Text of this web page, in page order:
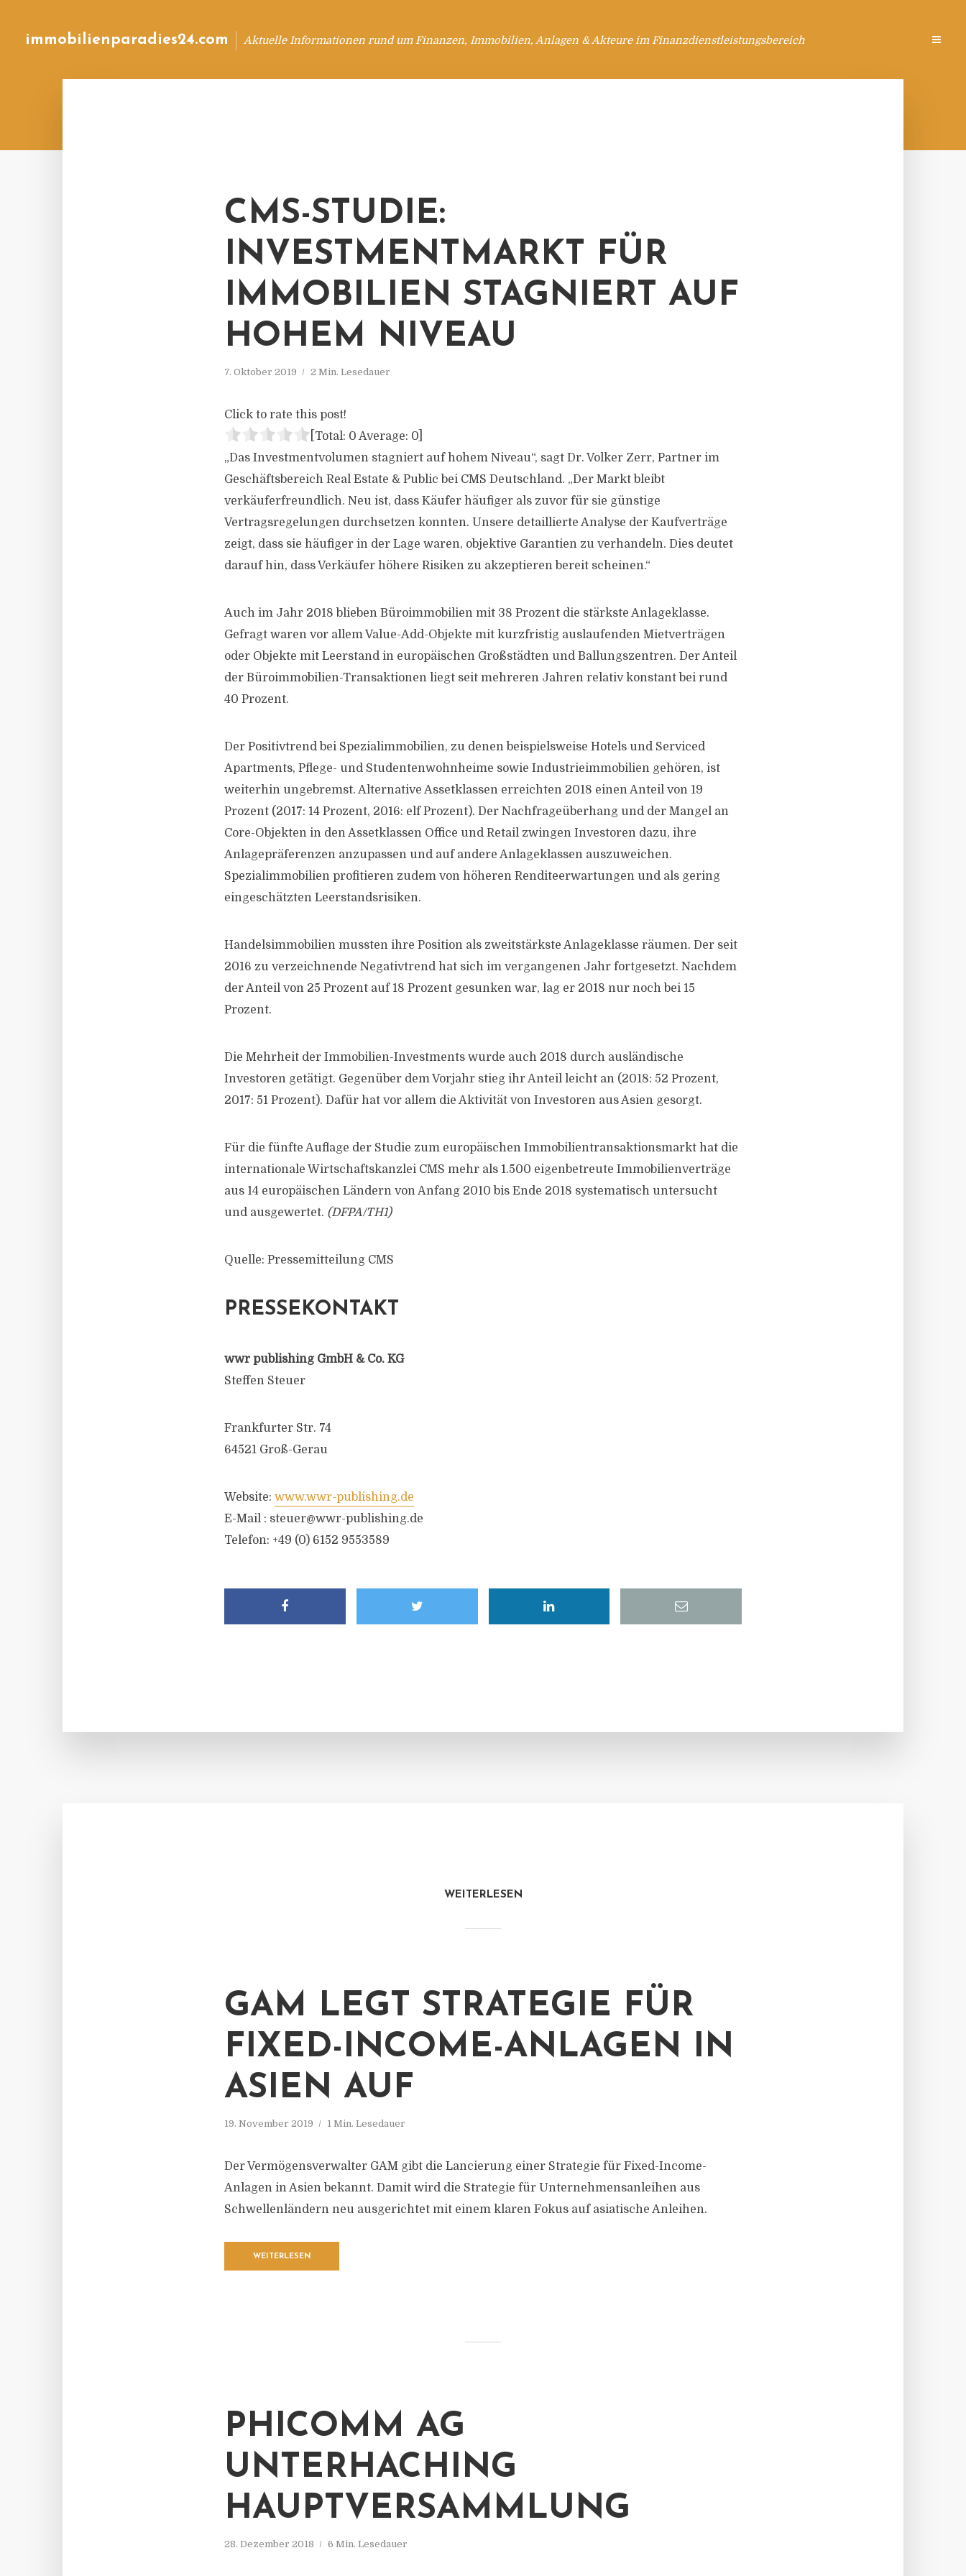
immobilienparadies24.com Aktuelle Informationen rund um Finanzen, Immobilien, Anlagen & Akteure im Finanzdienstleistungsbereich
CMS-STUDIE:
INVESTMENTMARKT FÜR
IMMOBILIEN STAGNIERT AUF
HOHEM NIVEAU
7. Oktober 2019 2 Min. Lesedauer
Click to rate this post!
[Total: 0 Average: 0
„Das Investmentvolumen stagniert auf hohem Niveau“, sagt Dr. Volker Zerr, Partner im
Geschäftsbereich Real Estate & Public bei CMS Deutschland. „Der Markt bleibt
verkäuferfreundlich. Neu ist, dass Käufer häufiger als zuvor für sie günstige
Vertragsregelungen durchsetzen konnten. Unsere detaillierte Analyse der Kaufverträge
zeigt, dass sie häufiger in der Lage waren, objektive Garantien zu verhandeln. Dies deutet
darauf hin, dass Verkäufer höhere Risiken zu akzeptieren bereit scheinen.“
Auch im Jahr 2018 blieben Büroimmobilien mit 38 Prozent die stärkste Anlageklasse.
Gefragt waren vor allem Value-Add-Objekte mit kurzfristig auslaufenden Mietverträgen
oder Objekte mit Leerstand in europäischen Großstädten und Ballungszentren. Der Anteil
der Büroimmobilien-Transaktionen liegt seit mehreren Jahren relativ konstant bei rund
40 Prozent.
Der Positivtrend bei Spezialimmobilien, zu denen beispielsweise Hotels und Serviced
Apartments, Pflege- und Studentenwohnheime sowie Industrieimmobilien gehören, ist
weiterhin ungebremst. Alternative Assetklassen erreichten 2018 einen Anteil von 19
Prozent (2017: 14 Prozent, 2016: elf Prozent). Der Nachfrageüberhang und der Mangel an
Core-Objekten in den Assetklassen Office und Retail zwingen Investoren dazu, ihre
Anlagepräferenzen anzupassen und auf andere Anlageklassen auszuweichen.
Spezialimmobilien profitieren zudem von höheren Renditeerwartungen und als gering
eingeschätzten Leerstandsrisiken.
Handelsimmobilien mussten ihre Position als zweitstärkste Anlageklasse räumen. Der seit
2016 zu verzeichnende Negativtrend hat sich im vergangenen Jahr fortgesetzt. Nachdem
der Anteil von 25 Prozent auf 18 Prozent gesunken war, lag er 2018 nur noch bei 15
Prozent.
Die Mehrheit der Immobilien-Investments wurde auch 2018 durch ausländische
Investoren getätigt. Gegenüber dem Vorjahr stieg ihr Anteil leicht an (2018: 52 Prozent,
2017: 51 Prozent). Dafür hat vor allem die Aktivität von Investoren aus Asien gesorgt.
Für die fünfte Auflage der Studie zum europäischen Immobilientransaktionsmarkt hat die
internationale Wirtschaftskanzlei CMS mehr als 1.500 eigenbetreute Immobilienverträge
aus 14 europäischen Ländern von Anfang 2010 bis Ende 2018 systematisch untersucht
und ausgewertet. (DFPA/TH1)
Quelle: Pressemitteilung CMS
PRESSEKONTAKT
wwr publishing GmbH & Co. KG
Steffen Steuer
Frankfurter Str. 74
64521 Groß-Gerau
Website: www.wwr-publishing.de
E-Mail : steuer@wwr-publishing.de
Telefon: +49 (0) 6152 9553589
WEITERLESEN
GAM LEGT STRATEGIE FÜR
FIXED-INCOME-ANLAGEN IN
ASIEN AUF
19. November 2019 1 Min. Lesedauer
Der Vermögensverwalter GAM gibt die Lancierung einer Strategie für Fixed-Income-
Anlagen in Asien bekannt. Damit wird die Strategie für Unternehmensanleihen aus
Schwellenländern neu ausgerichtet mit einem klaren Fokus auf asiatische Anleihen.
WEITERLESEN
PHICOMM AG
UNTERHACHING
HAUPTVERSAMMLUNG
28. Dezember 2018 6 Min. Lesedauer